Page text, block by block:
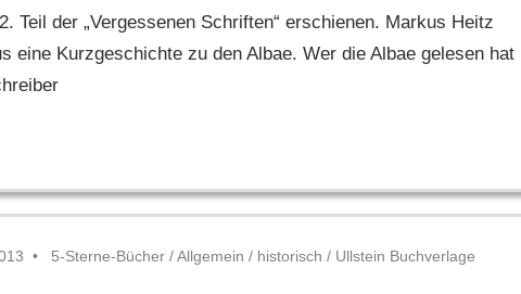
Teil der „Vergessenen Schriften“ erschienen. Markus Heitz
eine Kurzgeschichte zu den Albae. Wer die Albae gelesen hat
5-Sterne-Bücher /Allgemein / historisch / Ullstein Buchverlage